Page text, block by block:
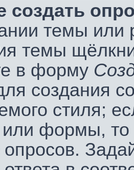
создать
темы или
темы
в форму
создания
стиля;
или формы,
опросов.